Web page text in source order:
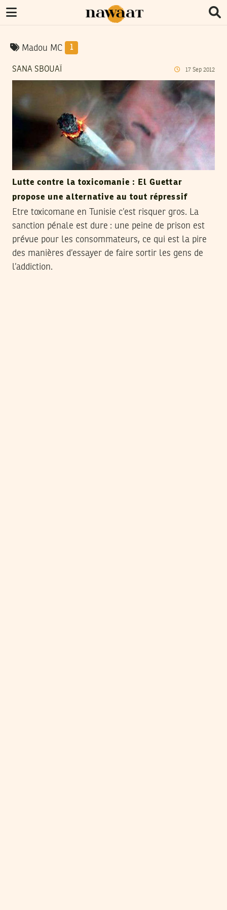
Madou MC 1
SANA SBOUAÏ 17 Sep 2012
Lutte contre la toxicomanie : El Guettar
propose une alternative au tout répressif
Etre toxicomane en Tunisie c’est risquer gros. La
sanction pénale est dure : une peine de prison est
prévue pour les consommateurs, ce qui est la pire
des manières d’essayer de faire sortir les gens de
l’addiction.